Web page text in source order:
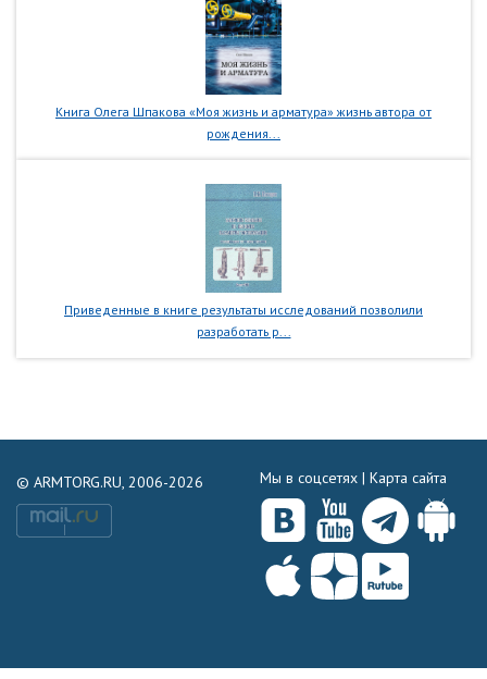
Книга Олега Шпакова «Моя жизнь и арматура» жизнь автора от
рождения...
Приведенные в книге результаты исследований позволили
разработать р...
© ARMTORG.RU, 2006-2026 Мы в соцсетях | Карта сайта